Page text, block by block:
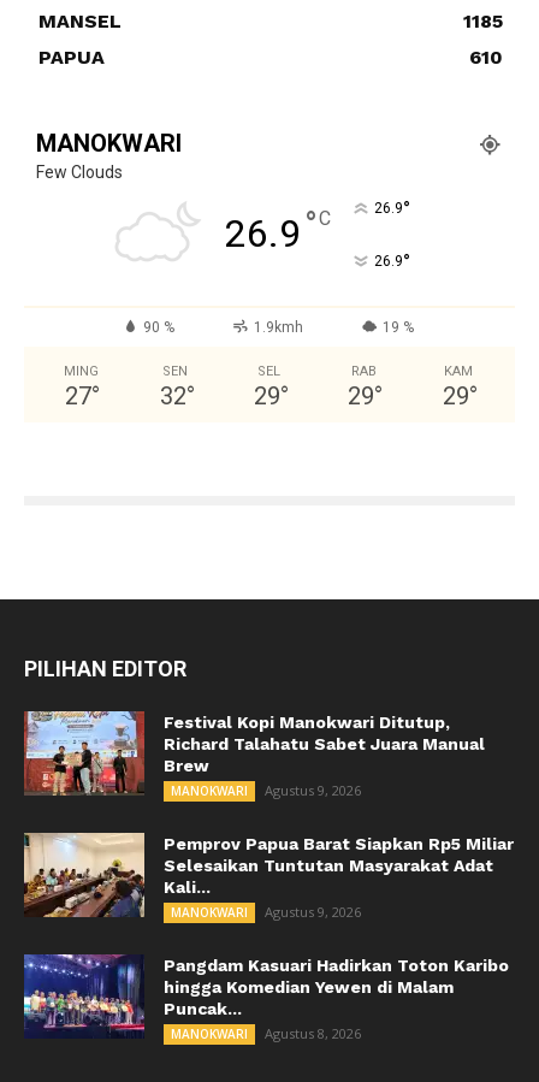
MANSEL
1185
PAPUA
610
MANOKWARI
Few Clouds
26.9 °C 26.9°
26.9°
90 % 1.9kmh 19 %
MING
27°
SEN
32°
SEL
29°
RAB
29°
KAM
29°
PILIHAN EDITOR
Festival Kopi Manokwari Ditutup,
Richard Talahatu Sabet Juara Manual
Brew
MANOKWARI Agustus 9, 2026
Pemprov Papua Barat Siapkan Rp5 Miliar
Selesaikan Tuntutan Masyarakat Adat
Kali...
MANOKWARI Agustus 9, 2026
Pangdam Kasuari Hadirkan Toton Karibo
hingga Komedian Yewen di Malam
Puncak...
MANOKWARI Agustus 8, 2026